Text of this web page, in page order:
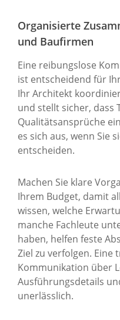
Organisierte
und Baufirmen
Eine reibungslose
ist entscheidend für
Ihr Architekt
und stellt sicher, dass
Qualitätsansprüche
es sich aus, wenn Sie
entscheiden.
Machen Sie klare
Ihrem Budget, damit
wissen, welche
manche Fachleute
haben, helfen feste
Ziel zu verfolgen. Eine
Kommunikation über
Ausführungsdetails
unerlässlich.